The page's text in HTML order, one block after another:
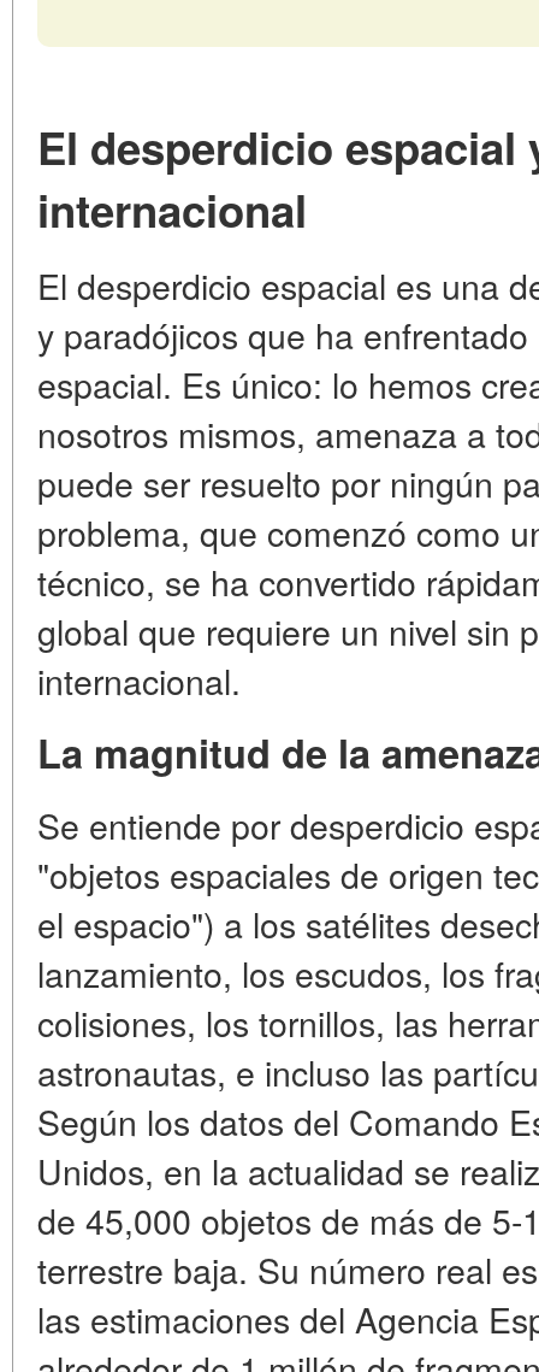
El desperdicio espacial
internacional
El desperdicio espacial es una
y paradójicos que ha
espacial. Es único: lo hemos
nosotros mismos, amenaza a
puede ser resuelto por ningún
problema, que comenzó como
técnico, se ha convertido
global que requiere un nivel sin
internacional.
La magnitud de la
Se entiende por desperdicio
"objetos espaciales de origen
el espacio") a los satélites
lanzamiento, los escudos, los
colisiones, los tornillos, las
astronautas, e incluso las
Según los datos del Comando
Unidos, en la actualidad se
de 45,000 objetos de más de
terrestre baja. Su número real
las estimaciones del Agencia